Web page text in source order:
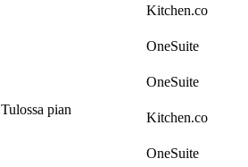
Kitchen.co
OneSuite
OneSuite
Tulossa pian
Kitchen.co
OneSuite